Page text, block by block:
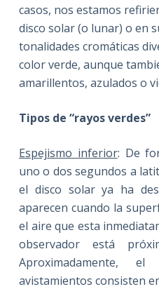
casos, nos estamos
disco solar (o lunar) o en
tonalidades cromáticas
color verde, aunque
amarillentos, azulados o
Tipos de “rayos verdes”
Espejismo inferior: De
uno o dos segundos a
el disco solar ya ha
aparecen cuando la
el aire que esta
observador está
Aproximadamente,
avistamientos consisten